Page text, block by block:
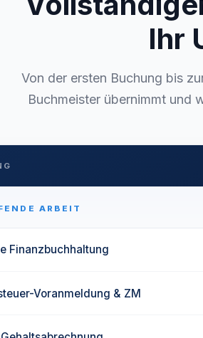
Ihr
Von der ersten Buchung bis
Buchmeister übernimmt und
ARBEIT
Finanzbuchhaltung
Voranmeldung & ZM